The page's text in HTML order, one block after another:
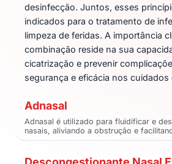
desinfecção. Juntos, esses
indicados para o tratamento de
limpeza de feridas. A importância
combinação reside na sua
cicatrização e prevenir
segurança e eficácia nos cuidados
Adnasal
Adnasal é utilizado para fluidificar e
nasais, aliviando a obstrução e